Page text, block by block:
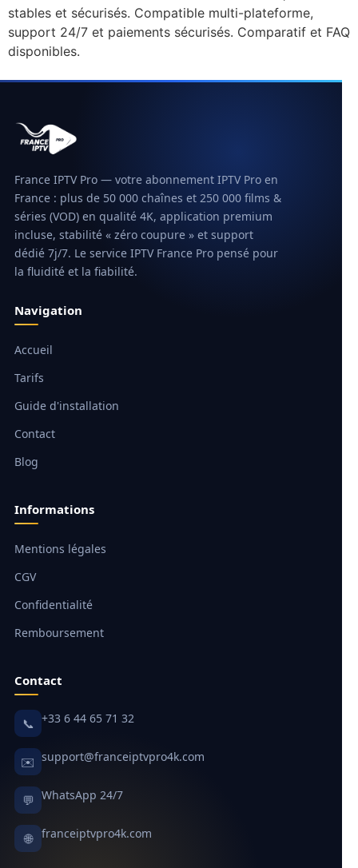
stables et sécurisés. Compatible multi-plateforme,
support 24/7 et paiements sécurisés. Comparatif et FAQ
disponibles.
France IPTV Pro — votre abonnement IPTV Pro en
France : plus de 50 000 chaînes et 250 000 films &
séries (VOD) en qualité 4K, application premium
incluse, stabilité « zéro coupure » et support
dédié 7j/7. Le service IPTV France Pro pensé pour
la fluidité et la fiabilité.
Navigation
Accueil
Tarifs
Guide d'installation
Contact
Blog
Informations
Mentions légales
CGV
Confidentialité
Remboursement
Contact
📞 +33 6 44 65 71 32
✉️ support@franceiptvpro4k.com
💬 WhatsApp 24/7
🌐 franceiptvpro4k.com